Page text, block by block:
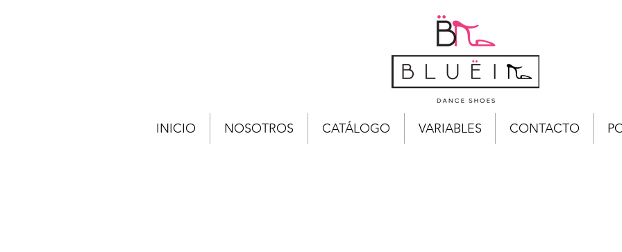
INICIO NOSOTROS CATÁLOGO VARIABLES CONTACTO